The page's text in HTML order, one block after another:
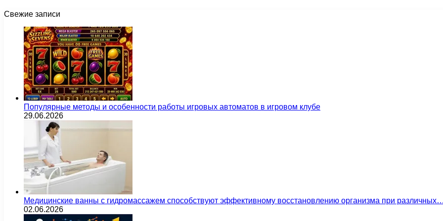
Свежие записи
Популярные методы и особенности работы игровых автоматов в игровом клубе
29.06.2026
Медицинские ванны с гидромассажем способствуют эффективному восстановлению организма при
02.06.2026